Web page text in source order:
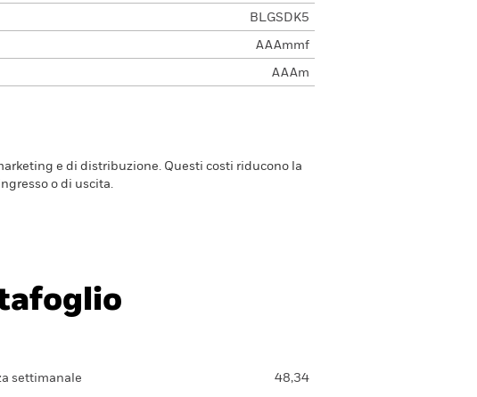
BLGSDK5
AAAmmf
AAAm
e di distribuzione. Questi costi riducono la
o di uscita.
settimanale 48,34